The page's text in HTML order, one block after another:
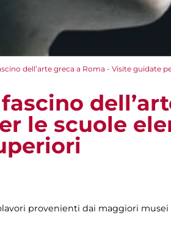
dell’arte greca a Roma - Visite guidate
le scuole
provenienti dai maggiori